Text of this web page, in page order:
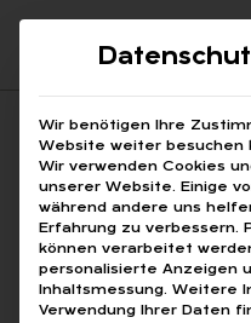
Suchfeld
Breadcrumb-
STARTSEITE
Wir benötigen Ihre
Website weiter besuchen
Wir verwenden Cookies
unserer Website. Einige
während andere uns
Erfahrung zu verbessern.
können verarbeitet
personalisierte Anzeigen
Inhaltsmessung. Weitere
Verwendung Ihrer Daten